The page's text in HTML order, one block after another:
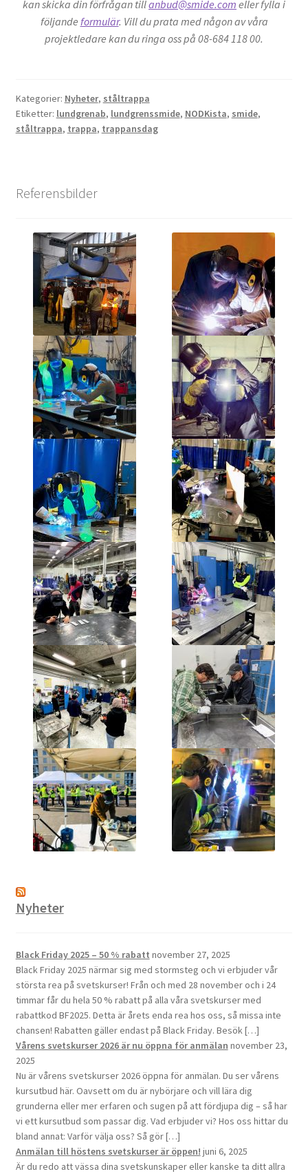
kan skicka din förfrågan tillanbud@smide.com eller fylla i
följande formulär. Vill du prata med någon av våra
projektledare kan du ringa oss på 08-684 118 00.
Kategorier: Nyheter, ståltrappa
Etiketter: lundgrenab, lundgrenssmide, NODKista, smide,
ståltrappa, trappa, trappansdag
Referensbilder
Nyheter
Black Friday 2025 – 50 % rabatt november 27, 2025
Black Friday 2025 närmar sig med stormsteg och vi erbjuder vår
största rea på svetskurser! Från och med 28 november och i 24
timmar får du hela 50 % rabatt på alla våra svetskurser med
rabattkod BF2025. Detta är årets enda rea hos oss, så missa inte
chansen! Rabatten gäller endast på Black Friday. Besök […]
Vårens svetskurser 2026 är nu öppna för anmälan november 23,
2025
Nu är vårens svetskurser 2026 öppna för anmälan. Du ser vårens
kursutbud här. Oavsett om du är nybörjare och vill lära dig
grunderna eller mer erfaren och sugen på att fördjupa dig – så har
vi ett kursutbud som passar dig. Vad erbjuder vi? Hos oss hittar du
bland annat: Varför välja oss? Så gör […]
Anmälan till höstens svetskurser är öppen! juni 6, 2025
Är du redo att vässa dina svetskunskaper eller kanske ta ditt allra